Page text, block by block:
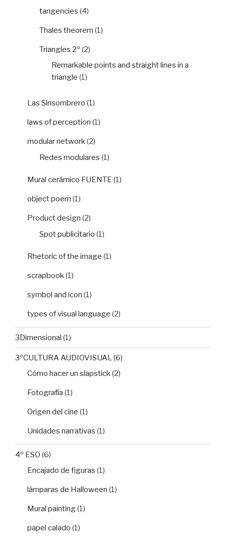
tangencies (4)
Thales theorem (1)
Triangles 2º (2)
Remarkable points and straight lines in a
triangle (1)
Las Sinsombrero (1)
laws of perception (1)
modular network(2)
Redes modulares (1)
Mural cerámico FUENTE (1)
object poem (1)
Product design (2)
Spot publicitario (1)
Rhetoric of the image (1)
scrapbook(1)
symbol and icon (1)
types of visual language (2)
3Dimensional (1)
3ºCULTURA AUDIOVISUAL(6)
Cómo hacer un slapstick(2)
Fotografía (1)
Origen del cine (1)
Unidades narrativas (1)
4º ESO (6)
Encajado de figuras (1)
lámparas de Halloween (1)
Mural painting(1)
papel calado (1)